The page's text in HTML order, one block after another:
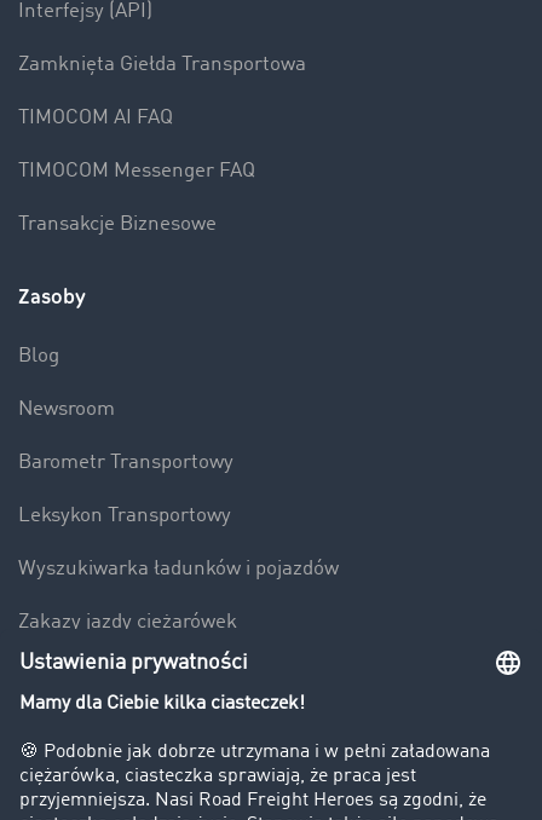
Interfejsy (API)
Zamknięta Giełda Transportowa
TIMOCOM AI FAQ
TIMOCOM Messenger FAQ
Transakcje Biznesowe
Zasoby
Blog
Newsroom
Barometr Transportowy
Leksykon Transportowy
Wyszukiwarka ładunków i pojazdów
Zakazy jazdy ciężarówek
Bezpieczeństwo
Firma
Historie sukcesu